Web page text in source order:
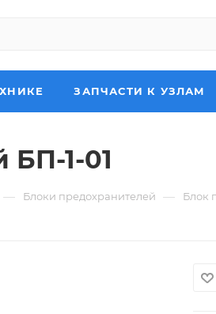
ЗАПЧАСТИ К УЗЛАМ
БП-1-01
— Блоки предохранителей — Блок